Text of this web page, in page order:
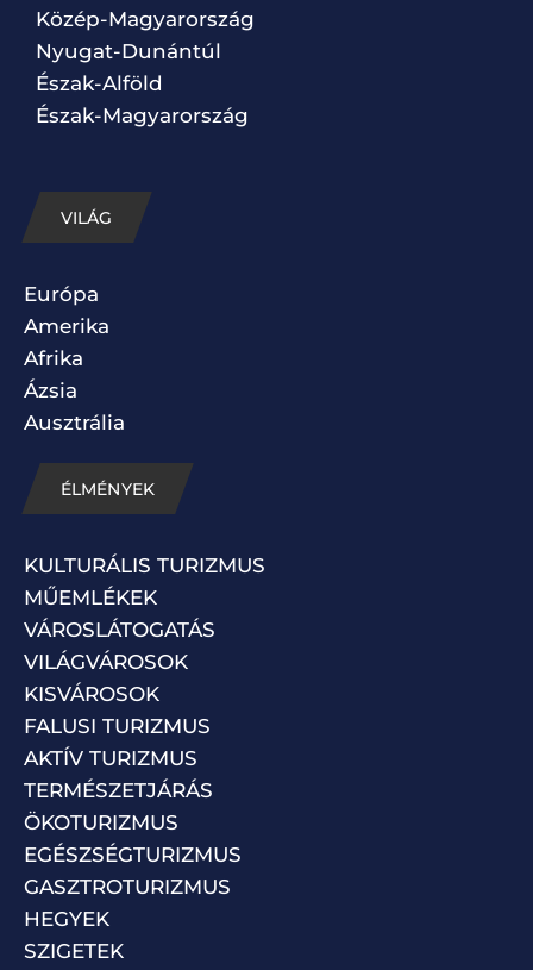
Közép-Magyarország
Nyugat-Dunántúl
Észak-Alföld
Észak-Magyarország
VILÁG
Európa
Amerika
Afrika
Ázsia
Ausztrália
ÉLMÉNYEK
KULTURÁLIS TURIZMUS
MŰEMLÉKEK
VÁROSLÁTOGATÁS
VILÁGVÁROSOK
KISVÁROSOK
FALUSI TURIZMUS
AKTÍV TURIZMUS
TERMÉSZETJÁRÁS
ÖKOTURIZMUS
EGÉSZSÉGTURIZMUS
GASZTROTURIZMUS
HEGYEK
SZIGETEK